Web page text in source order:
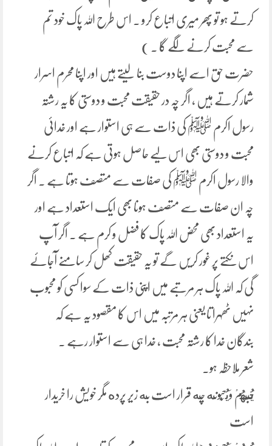
کرتے ہو تو پھر میری اتباع کرو ۔ اس طرح اللہ پاک خود تم
سے محبت کرنے لگے گا ۔ )
حضرت حق اسے اپنا دوست بنا لیتے ہیں اور اپنا محرم اسرار
شمار کرتے ہیں ، اگر چہ در حقیقت محبت و دوستی کا یہ رشتہ
رسول اکرم ﷺ کی ذات سے ہی استوار ہے اور خدائی
محبت و دوستی بھی اس لیے حاصل ہوتی ہے کہ اتباع کرنے
والا رسول اکرم ﷺ کی صفات سے متصف ہوتا ہے ۔ اگر
چہ ان صفات سے متصف ہونا بھی ایک استعداد ہے اور
یہ استعداد بھی محض اللہ پاک کا فضل و کرم ہے ۔ اگر آپ
اس نکتے پر غور کریں گے تو یہ حقیقت کھل کر سامنے آجائے
گی کہ اللہ پاک ہر مرتبے میں اپنی ذات کے سوا کسی کو محبوب
نہیں ٹھہرا تا یعنی ہر مرتبہ میں اس کا مقصود یہ ہے کہ
بندگان خدا کا رشتہ محبت ، خدا ہی سے استوار رہے ۔
شعر ملاحظہ ہو۔
يُحِبُّهُمْ وَيُحِبُّونَه چه قرار است به زیر پرده مگر خویش را خریدار
است